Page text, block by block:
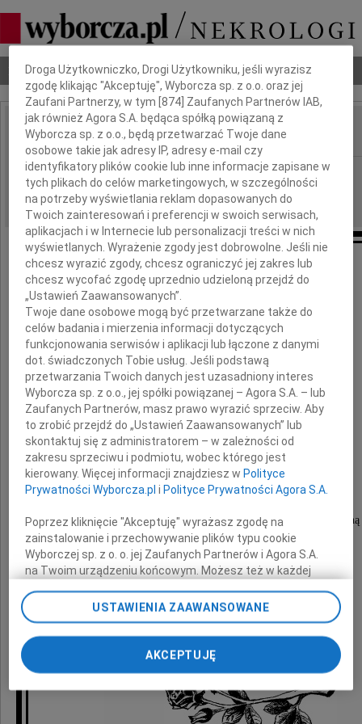
Nekrologi Odeszli Poradnik pogrzebowy
IMIĘ I NAZWISKO:
REGION: Szczecin
DATA EMISJI: 16.02.2024
Włodku,
nasz Drogi Przyjacielu
przyjmij nasze najszczersze kondolencje
z powodu śmierci
Twojej ukochanej
Żony Bożeny
Jesteśmy całym sercem z Tobą i Twoją Rodziną
w tych trudnych chwilach
Hanna i Andrzej Hassowie
Dbamy o Twoją prywatność
Droga Użytkowniczko, Drogi Użytkowniku, jeśli wyrazisz
zgodę klikając "Akceptuję", Wyborcza sp. z o.o. oraz jej
Zaufani Partnerzy, w tym [874 ] Zaufanych Partnerów IAB,
jak również Agora S.A. będąca spółką powiązaną z
Wyborcza sp. z o.o., będą przetwarzać Twoje dane
osobowe takie jak adresy IP, adresy e-mail czy
identyfikatory plików cookie lub inne informacje zapisane w
tych plikach do celów marketingowych, w szczególności
na potrzeby wyświetlania reklam dopasowanych do
Twoich zainteresowań i preferencji w swoich serwisach,
aplikacjach i w Internecie lub personalizacji treści w nich
wyświetlanych. Wyrażenie zgody jest dobrowolne. Jeśli nie
chcesz wyrazić zgody, chcesz ograniczyć jej zakres lub
chcesz wycofać zgodę uprzednio udzieloną przejdź do
„Ustawień Zaawansowanych”.
Twoje dane osobowe mogą być przetwarzane także do
celów badania i mierzenia informacji dotyczących
funkcjonowania serwisów i aplikacji lub łączone z danymi
dot. świadczonych Tobie usług. Jeśli podstawą
przetwarzania Twoich danych jest uzasadniony interes
Wyborcza sp. z o.o., jej spółki powiązanej – Agora S.A. – lub
Zaufanych Partnerów, masz prawo wyrazić sprzeciw. Aby
to zrobić przejdź do „Ustawień Zaawansowanych” lub
skontaktuj się z administratorem – w zależności od
zakresu sprzeciwu i podmiotu, wobec którego jest
kierowany. Więcej informacji znajdziesz w Polityce
Prywatności Wyborcza.pl i Polityce Prywatności Agora S.A.
Poprzez kliknięcie "Akceptuję" wyrażasz zgodę na
zainstalowanie i przechowywanie plików typu cookie
Wyborczej sp. z o. o. jej Zaufanych Partnerów i Agora S.A.
na Twoim urządzeniu końcowym. Możesz też w każdej
chwili zmienić swoje preferencje dot. plików cookie,
ponownie wywołując narzędzie do zarządzania Twoimi
preferencjami dot. przetwarzania danych poprzez
odnośnik „Ustawienia prywatności” w stopce serwisu i
przechodząc do sekcji „Ustawienia zaawansowane”.
Zmiana ustawień plików cookie możliwa jest także za
My, nasi Zaufani Partnerzy i Agora S.A. możemy
USTAWIENIA ZAAWANSOWANE
AKCEPTUJĘ